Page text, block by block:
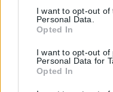
Google consent section.
I want to opt-out of
Personal Data.
Opted In
I want to opt-out of
Personal Data for
Opted In